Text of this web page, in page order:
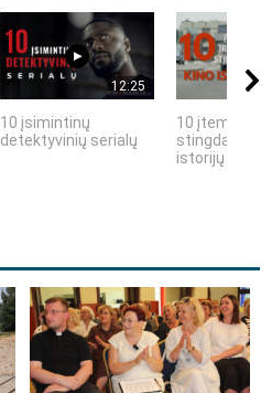
12:25
10 įsimintinų
detektyvinių serialų
10 įtemptų,
stingdančių
istorijų